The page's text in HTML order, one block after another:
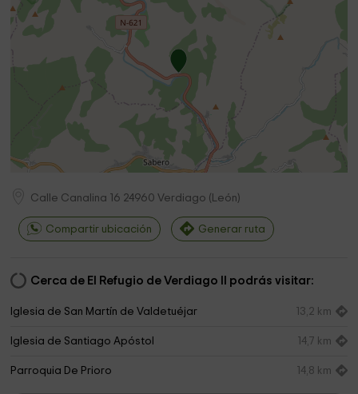
Calle Canalina 16 24960 Verdiago ( León)
Compartir ubicación Generar ruta
Cerca de El Refugio de Verdiago II podrás visitar:
Iglesia de San Martín de Valdetuéjar 13,2 km
Iglesia de Santiago Apóstol 14,7 km
Parroquia De Prioro 14,8 km